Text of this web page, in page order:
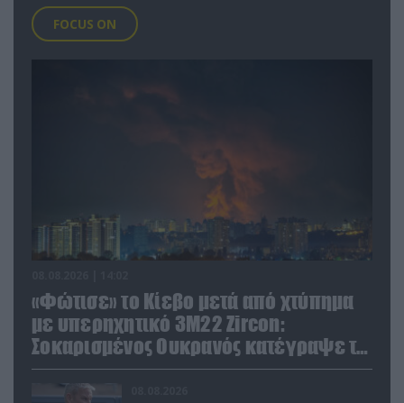
FOCUS ON
«Φώτισε» το Κίεβο μετά από χτύπημα
με υπερηχητικό 3M22 Zircon:
Σοκαρισμένος Ουκρανός κατέγραψε τη
στιγμή (βίντεο)